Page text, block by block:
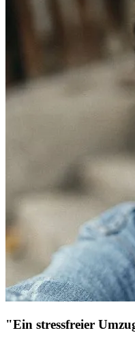
"Ein stressfreier